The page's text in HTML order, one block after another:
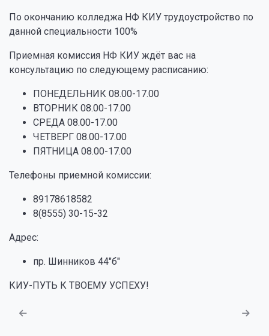
По окончанию колледжа НФ КИУ трудоустройство по
данной специальности 100%
Приемная комиссия НФ КИУ ждёт вас на
консультацию по следующему расписанию:
ПОНЕДЕЛЬНИК 08.00-17.00
ВТОРНИК 08.00-17.00
СРЕДА 08.00-17.00
ЧЕТВЕРГ 08.00-17.00
ПЯТНИЦА 08.00-17.00
Телефоны приемной комиссии:
89178618582
8(8555) 30-15-32
Адрес:
пр. Шинников 44"б"
КИУ-ПУТЬ К ТВОЕМУ УСПЕХУ!